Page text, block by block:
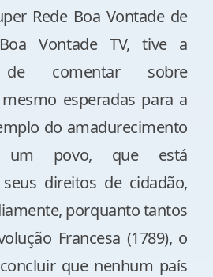
Rede Boa Vontade de
Vontade TV, tive a
de comentar sobre
esperadas para a
do amadurecimento
um povo, que está
direitos de cidadão,
porquanto tantos
Francesa (1789), o
que nenhum país